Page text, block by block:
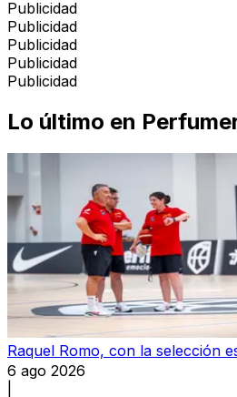
Publicidad
Publicidad
Publicidad
Publicidad
Publicidad
Lo último en
Raquel Romo, con la selección
6 ago 2026